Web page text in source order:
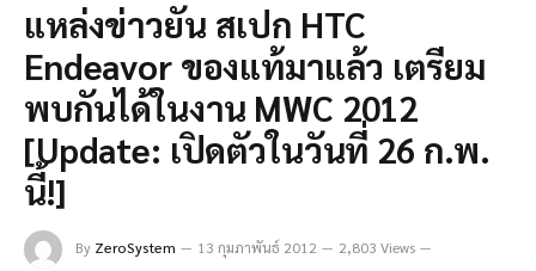
แหล่งข่าวยัน สเปก HTC
Endeavor ของแท้มาแล้ว เตรียม
พบกันได้ในงาน MWC 2012
[Update: เปิดตัวในวันที่ 26 ก.พ.
นี้!]
By ZeroSystem 13 กุมภาพันธ์ 2012
2,803 Views